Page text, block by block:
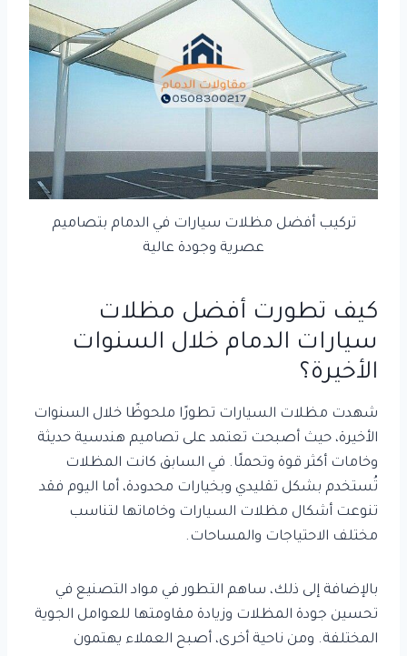
تركيب أفضل مظلات سيارات في الدمام بتصاميم
عصرية وجودة عالية
كيف تطورت أفضل مظلات
سيارات الدمام خلال السنوات
الأخيرة؟
شهدت مظلات السيارات تطورًا ملحوظًا خلال السنوات
الأخيرة، حيث أصبحت تعتمد على تصاميم هندسية حديثة
وخامات أكثر قوة وتحملًا. في السابق كانت المظلات
تُستخدم بشكل تقليدي وبخيارات محدودة، أما اليوم فقد
تنوعت أشكال مظلات السيارات وخاماتها لتناسب
مختلف الاحتياجات والمساحات.
بالإضافة إلى ذلك، ساهم التطور في مواد التصنيع في
تحسين جودة المظلات وزيادة مقاومتها للعوامل الجوية
المختلفة. ومن ناحية أخرى، أصبح العملاء يهتمون